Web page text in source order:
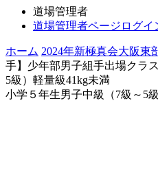
道場管理者
道場管理者ページログイ
ホーム 2024年新極真会大阪東
手】少年部男子組手出場クラス
5級）軽量級41kg未満
小学５年生男子中級（7級～5